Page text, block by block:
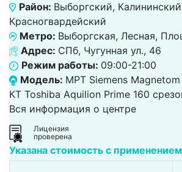
Район: Выборгский,
Красногвардейский
Метро: Выборгская, Лесная,
Адрес: СПб, Чугунная ул., 46
Режим работы: 09:00-21:00
Модель: МРТ Siemens
КТ Toshiba Aquilion Prime 160
Вся информация о центре
Лицензия
проверена
Указана стоимость с